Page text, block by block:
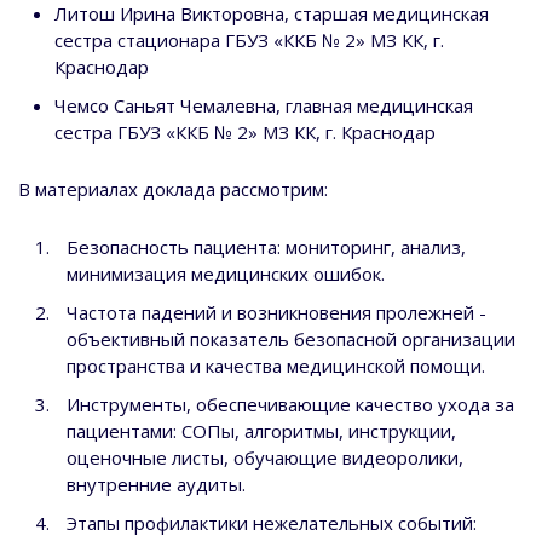
Литош Ирина Викторовна, старшая медицинская
сестра стационара ГБУЗ «ККБ № 2» МЗ КК, г.
Краснодар
Чемсо Саньят Чемалевна, главная медицинская
сестра ГБУЗ «ККБ № 2» МЗ КК, г. Краснодар
В материалах доклада рассмотрим:
Безопасность пациента: мониторинг, анализ,
минимизация медицинских ошибок.
Частота падений и возникновения пролежней -
объективный показатель безопасной организации
пространства и качества медицинской помощи.
Инструменты, обеспечивающие качество ухода за
пациентами: СОПы, алгоритмы, инструкции,
оценочные листы, обучающие видеоролики,
внутренние аудиты.
Этапы профилактики нежелательных событий: